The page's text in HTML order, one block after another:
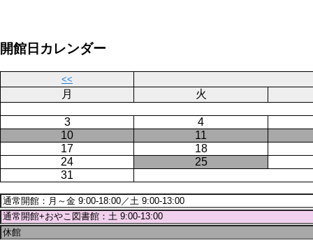
送
開館日カレンダー
<<
月 火
3
4
10
11
17
18
24
25
31